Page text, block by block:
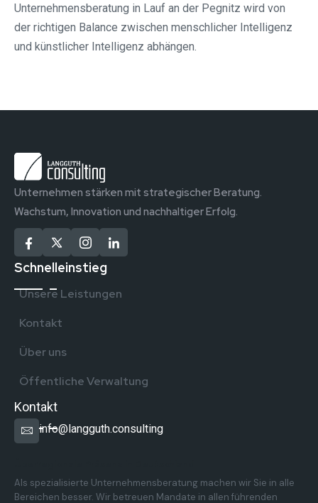
Unternehmensberatung in Lauf an der Pegnitz wird von
der richtigen Balance zwischen menschlicher Intelligenz
und künstlicher Intelligenz abhängen.
Unternehmen stärken mit strategischer Beratung.
Wachstum, Innovation und nachhaltiger Erfolg.
Schnelleinstieg
Unsere Leistungen
Kontakt
Über uns
Öffentliche Verwaltung
Kontakt
info@langguth.consulting
Als spezialisierte Unternehmensberatung machen wir Sie in alle
Bereichen besser. Wir betreuen Mandate in allen führenden